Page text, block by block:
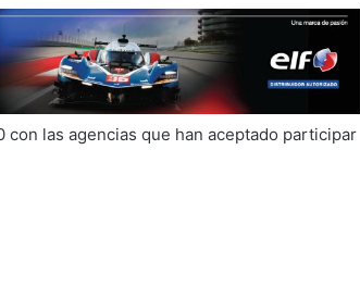
las agencias que han aceptado participar